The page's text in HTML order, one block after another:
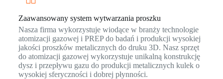
Zaawansowany system wytwarzania proszku
Nasza firma wykorzystuje wiodące w branży technologie
atomizacji gazowej i PREP do badań i produkcji wysokiej
jakości proszków metalicznych do druku 3D. Nasz sprzęt
do atomizacji gazowej wykorzystuje unikalną konstrukcję
dysz i przepływu gazu do produkcji metalicznych kulek o
wysokiej sferyczności i dobrej płynności.